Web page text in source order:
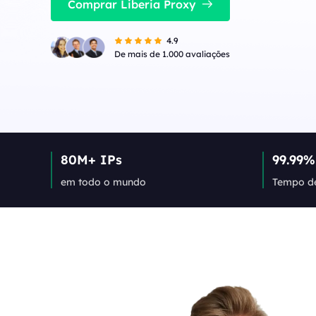
Long Acting ISP
perfeitos para tarefas estáveis ​​de alta
simultaneidade.
Long Acting ISP Proxies
Comprar Liberia Proxy
4.9
De mais de 1.000 avaliações
80M+ IPs
em todo o mundo
99.99%
Tempo